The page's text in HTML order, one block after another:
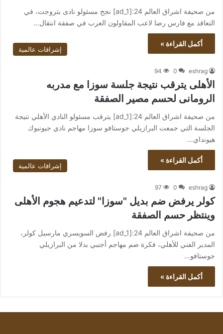
من صحيفة اشراق العالم 24:[ad_1] نجح مسئولو نادى بتروجت، في
التعاقد مع فارس رضا لاعب المقاولون العرب في صفقة انتقال…
أكمل القراءة »
إشراقات عالمية
eshrag
0
94
الأهلى يترقب نتيجة جلسة سوزا مع مدربه
الرومانى لحسم مصير الصفقة
من صحيفة اشراق العالم 24:[ad_1] يترقب مسئولو النادي الأهلي نتيجة
الجلسة التي جمعت البرازيلي جوستافو سوزا مهاجم نادي جيونبوك
هيونداي…
أكمل القراءة »
إشراقات عالمية
eshrag
0
97
كولر يرفض ضم بديل "سوزا" لتدعيم هجوم الأهلى
وينتظر حسم الصفقة
من صحيفة اشراق العالم 24:[ad_1] رفض السويسري مارسيل كولر،
المدير الفني للأهلي، فكرة ضم مهاجم أجنبي بدلا من البرازيلي
جوستافو…
أكمل القراءة »